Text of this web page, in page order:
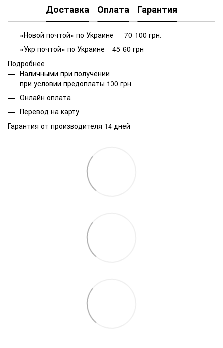
Доставка Оплата Гарантия
«Новой почтой» по Украине — 70-100 грн.
«Укр почтой» по Украине – 45-60 грн
Подробнее
Наличными при получении
при условии предоплаты 100 грн
Онлайн оплата
Перевод на карту
Гарантия от производителя 14 дней